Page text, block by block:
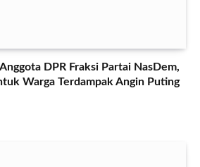
DPR Fraksi Partai NasDem,
Warga Terdampak Angin Puting